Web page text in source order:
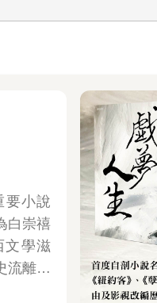
要小說
白崇禧
文學滋
流離、
括小